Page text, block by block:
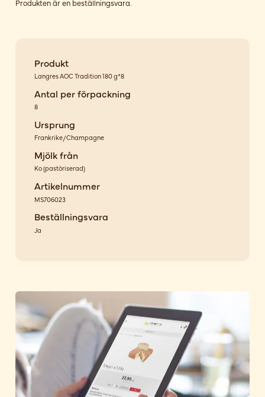
Produkten är en beställningsvara.
Produkt
Langres AOC Tradition 180 g*8
Antal per förpackning
8
Ursprung
Frankrike/Champagne
Mjölk från
Ko(pastöriserad)
Artikelnummer
MS706023
Beställningsvara
Ja